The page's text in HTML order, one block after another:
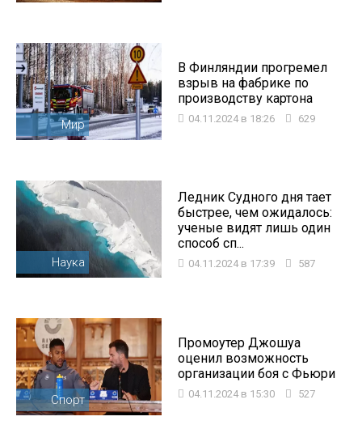
Мир
В Финляндии прогремел
взрыв на фабрике по
производству картона
04.11.2024 в 18:26 629
Наука
Ледник Судного дня тает
быстрее, чем ожидалось:
ученые видят лишь один
способ сп...
04.11.2024 в 17:39 587
Спорт
Промоутер Джошуа
оценил возможность
организации боя с Фьюри
04.11.2024 в 15:30 527